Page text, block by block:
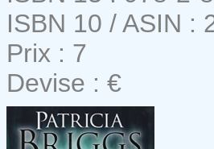
ISBN 10 / ASIN :
Prix : 7
Devise : €